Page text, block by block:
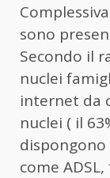
sono
Secondo il
nuclei
internet da
nuclei ( il
come